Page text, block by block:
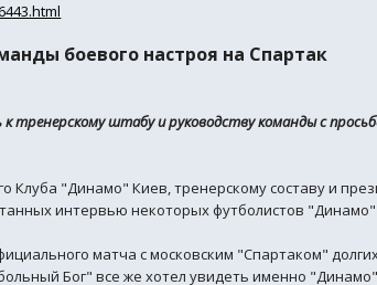
боевого настроя на Спартак
тренерскому штабу и руководству команды с
Клуба "Динамо" Киев, тренерскому составу и
интервью некоторых футболистов
матча с московским "Спартаком"
Бог" всe же хотел увидеть именно